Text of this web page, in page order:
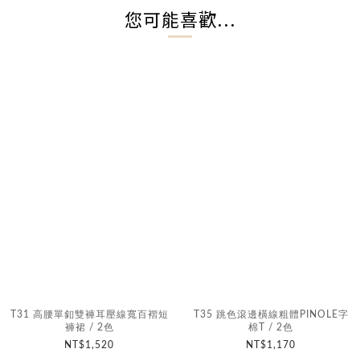
您可能喜歡...
T31 高腰單釦雙褲耳壓線寬百褶短
褲裙 / 2色
NT$1,520
T35 跳色滾邊橫線粗體PINOLE字
棉T / 2色
NT$1,170